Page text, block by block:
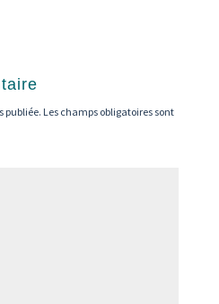
publiée. Les champs obligatoires sont